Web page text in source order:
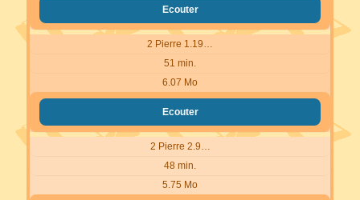
Ecouter
2 Pierre 1.19…
51 min.
6.07 Mo
Ecouter
2 Pierre 2.9…
48 min.
5.75 Mo